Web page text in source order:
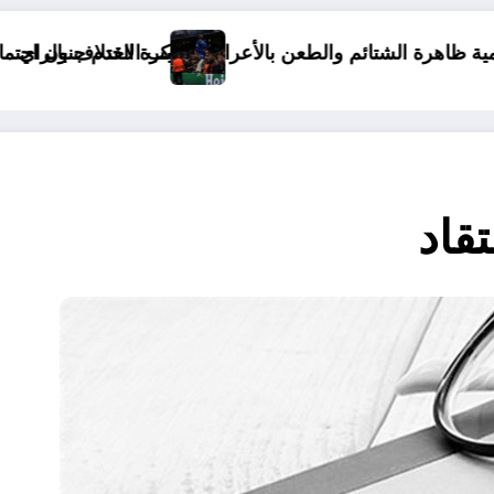
بسبب الاختلاف بالراي
كرة القدم جنون اجتماعي تأويل